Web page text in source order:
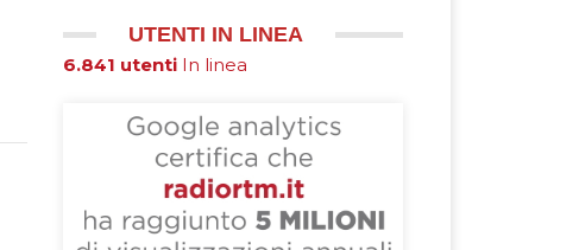
UTENTI IN LINEA
6.841 utentiIn linea